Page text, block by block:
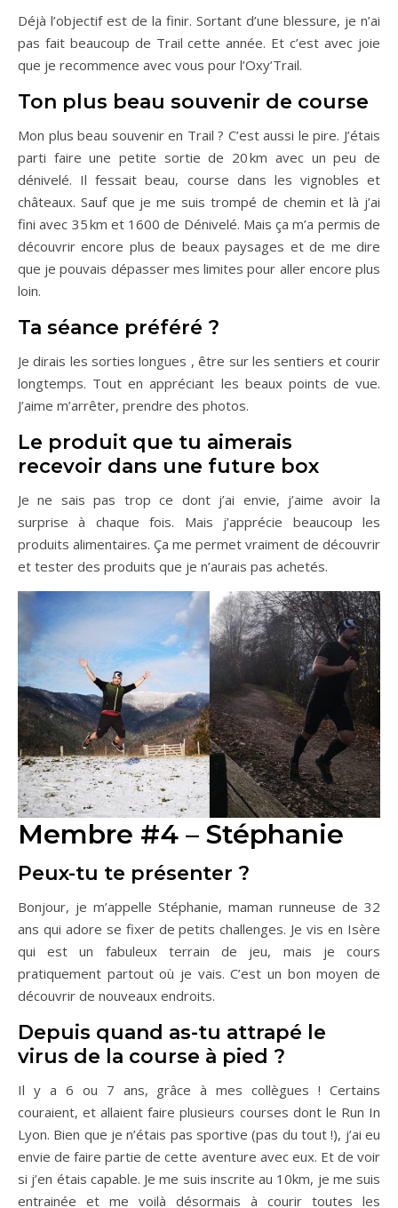
Déjà l’objectif est de la finir. Sortant d’une blessure, je n’ai
pas fait beaucoup de Trail cette année. Et c’est avec joie
que je recommence avec vous pour l’Oxy’Trail.
Ton plus beau souvenir de course
Mon plus beau souvenir en Trail ? C’est aussi le pire. J’étais
parti faire une petite sortie de 20 km avec un peu de
dénivelé. Il fessait beau, course dans les vignobles et
châteaux. Sauf que je me suis trompé de chemin et là j’ai
fini avec 35 km et 1600 de Dénivelé. Mais ça m’a permis de
découvrir encore plus de beaux paysages et de me dire
que je pouvais dépasser mes limites pour aller encore plus
loin.
Ta séance préféré ?
Je dirais les sorties longues , être sur les sentiers et courir
longtemps. Tout en appréciant les beaux points de vue.
J’aime m’arrêter, prendre des photos.
Le produit que tu aimerais
recevoir dans une future box
Je ne sais pas trop ce dont j’ai envie, j’aime avoir la
surprise à chaque fois. Mais j’apprécie beaucoup les
produits alimentaires. Ça me permet vraiment de découvrir
et tester des produits que je n’aurais pas achetés.
Membre #4 – Stéphanie
Peux-tu te présenter ?
Bonjour, je m’appelle Stéphanie, maman runneuse de 32
ans qui adore se fixer de petits challenges. Je vis en Isère
qui est un fabuleux terrain de jeu, mais je cours
pratiquement partout où je vais. C’est un bon moyen de
découvrir de nouveaux endroits.
Depuis quand as-tu attrapé le
virus de la course à pied ?
Il y a 6 ou 7 ans, grâce à mes collègues ! Certains
couraient, et allaient faire plusieurs courses dont le Run In
Lyon. Bien que je n’étais pas sportive (pas du tout !), j’ai eu
envie de faire partie de cette aventure avec eux. Et de voir
si j’en étais capable. Je me suis inscrite au 10km, je me suis
entrainée et me voilà désormais à courir toutes les